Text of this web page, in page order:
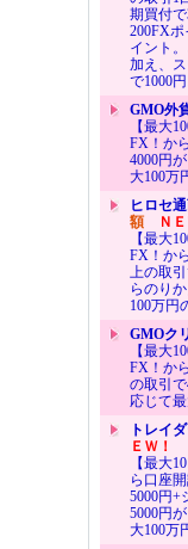
期買付
200FX
イント
加え、
で1000
GMO外
【最大
FX！か
4000円
大100万
ヒロセ
額ＮＥ
【最大
FX！か
上の取
らのり
100万円
GMOク
【最大
FX！か
の取引
応じて
トレイ
ＥＷ！
【最大
ら口座
5000円+
5000円
大100万